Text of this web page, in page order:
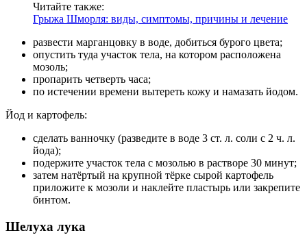
Читайте также:
Грыжа Шморля: виды, симптомы, причины и лечение
развести марганцовку в воде, добиться бурого цвета;
опустить туда участок тела, на котором расположена
мозоль;
пропарить четверть часа;
по истечении времени вытереть кожу и намазать йодом.
Йод и картофель:
сделать ванночку (разведите в воде 3 ст. л. соли с 2 ч. л.
йода);
подержите участок тела с мозолью в растворе 30 минут;
затем натёртый на крупной тёрке сырой картофель
приложите к мозоли и наклейте пластырь или закрепите
бинтом.
Шелуха лука